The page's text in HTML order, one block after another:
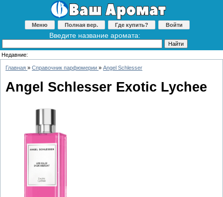
Меню Полная вер. Где купить? Войти
Введите название аромата:
Недавние:
Главная » Справочник парфюмерии » Angel Schlesser
Angel Schlesser Exotic Lychee